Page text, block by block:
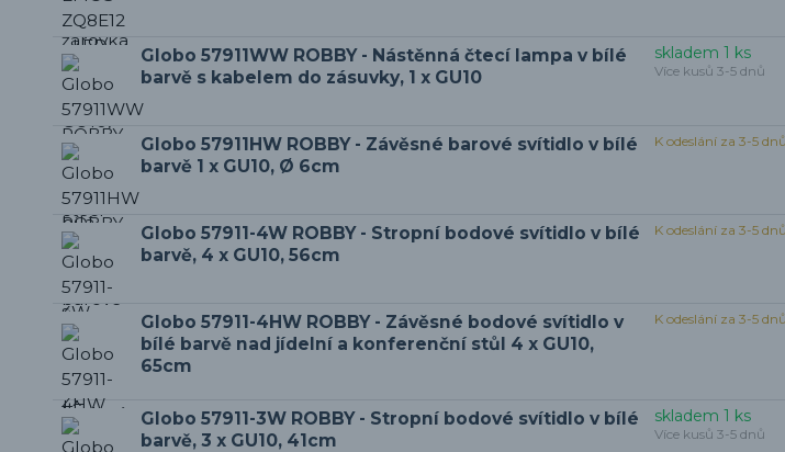
Globo 57911WW ROBBY - Nástěnná čtecí lampa v bílé
barvě s kabelem do zásuvky, 1 x GU10
skladem 1 ks
Více kusů 3-5 dnů
Globo 57911HW ROBBY - Závěsné barové svítidlo v bílé
barvě 1 x GU10, Ø 6cm
K odeslání za 3-5 dnů
Globo 57911-4W ROBBY - Stropní bodové svítidlo v bílé
barvě, 4 x GU10, 56cm
K odeslání za 3-5 dnů
Globo 57911-4HW ROBBY - Závěsné bodové svítidlo v
bílé barvě nad jídelní a konferenční stůl 4 x GU10,
65cm
K odeslání za 3-5 dnů
Globo 57911-3W ROBBY - Stropní bodové svítidlo v bílé
barvě, 3 x GU10, 41cm
skladem 1 ks
Více kusů 3-5 dnů